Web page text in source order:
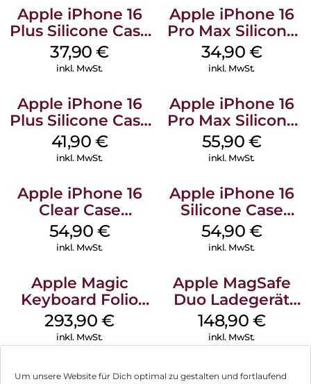
Um unsere Website für Dich optimal zu gestalten und fortlaufend
Apple iPhone 16
Plus Silicone Case
MagSafe Lake
Green
37,90€
inkl. MwSt.
Apple iPhone 16
Pro Max Silicone
Case MagSafe
Denim
34,90 €
inkl. MwSt.
Apple iPhone 16
Plus Silicone Case
MagSafe Stone
Gray
41,90 €
inkl. MwSt.
Apple iPhone 16
Pro Max Silicone
Case MagSafe
Stone Gray
55,90 €
inkl. MwSt.
Apple iPhone 16
Clear Case
MagSafe
Transparent
54,90 €
inkl. MwSt.
Apple iPhone 16
Silicone Case
MagSafe Black
54,90 €
inkl. MwSt.
Apple Magic
Keyboard Folio
iPad 10.9″ (10.Gen.)
Weiß
293,90€
inkl. MwSt.
Apple MagSafe
Duo Ladegerät
Weiß
148,90 €
inkl. MwSt.